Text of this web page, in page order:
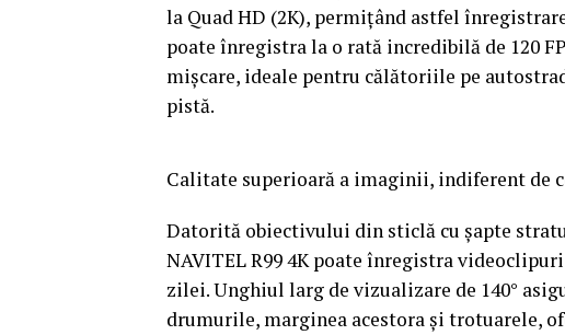
la Quad HD (2K), permițând astfel
poate înregistra la o rată incredibilă de 120
mișcare, ideale pentru călătoriile pe
pistă.
Calitate superioară a imaginii, indiferent de
Datorită obiectivului din sticlă cu șapte
NAVITEL R99 4K poate înregistra
zilei. Unghiul larg de vizualizare de 140°
drumurile, marginea acestora și trotuarele,